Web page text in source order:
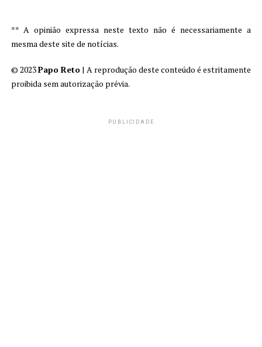
** A opinião expressa neste texto não é necessariamente a
mesma deste site de notícias.
© 2023Papo Reto | A reprodução deste conteúdo é estritamente
proibida sem autorização prévia.
PUBLICIDADE